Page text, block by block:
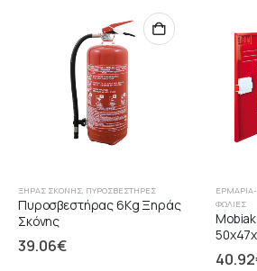
ΞΉΡΑΣ ΣΚΌΝΗΣ, ΠΥΡΟΣΒΕΣΤΉΡΕΣ
Πυροσβεστήρας 6Kg Ξηράς
Σκόνης
39.06€
ΦΩΛΙΈΣ
40.92